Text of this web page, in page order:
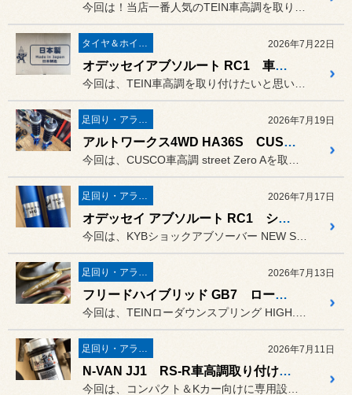
タイヤ＆ホイール 2026年7月22日
オデッセイアブソルート RC1 車高調取り付けます！
足回り・アライメント 2026年7月19日
アルトワークス4WD HA36S CUSCO車高調取り付けます！
足回り・アライメント 2026年7月17日
オデッセイ アブソルート RC1 ショックアブソーバー交換します！
足回り・アライメント 2026年7月13日
フリードハイブリッド GB7 ローダウンします！
足回り・アライメント 2026年7月11日
N-VAN JJ1 RS-R車高調取り付けます！